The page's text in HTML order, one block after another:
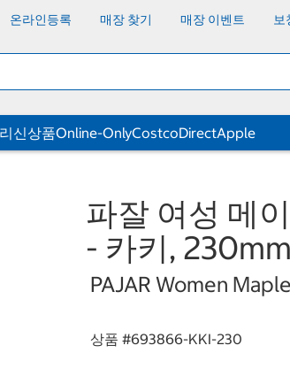
온라인등록 매장 찾기 매장 이벤트 보
신상품Online-OnlyCostcoDirectApple
파잘 여성 메
- 카키, 230mm
PAJAR Women
상품 #693866-KKI-230